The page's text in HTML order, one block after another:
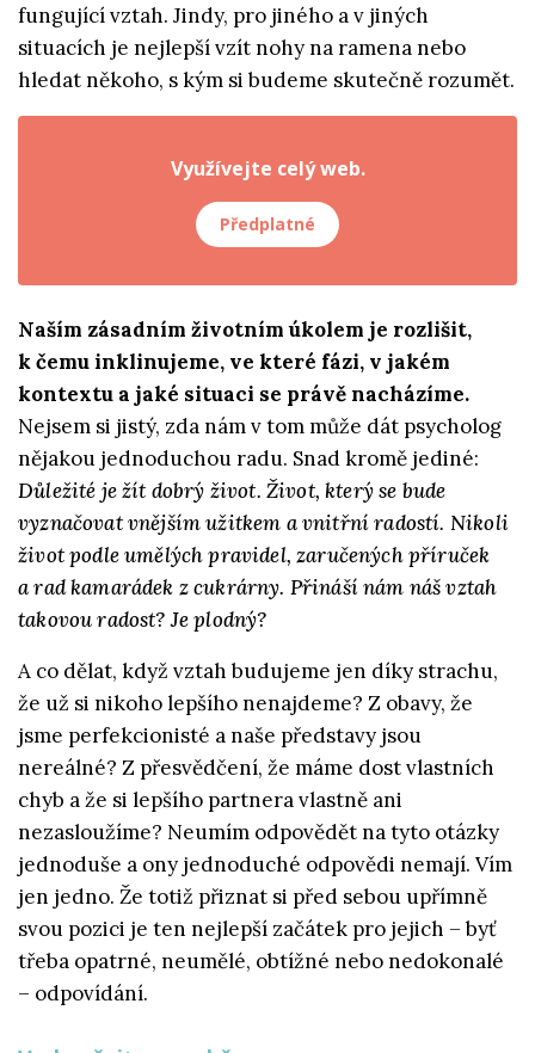
fungující vztah. Jindy, pro jiného a v jiných
situacích je nejlepší vzít nohy na ramena nebo
hledat někoho, s kým si budeme skutečně rozumět.
Využívejte celý web.
Předplatné
Naším zásadním životním úkolem je rozlišit,
k čemu inklinujeme, ve které fázi, v jakém
kontextu a jaké situaci se právě nacházíme.
Nejsem si jistý, zda nám v tom může dát psycholog
nějakou jednoduchou radu. Snad kromě jediné:
Důležité je žít dobrý život. Život, který se bude
vyznačovat vnějším užitkem a vnitřní radostí. Nikoli
život podle umělých pravidel, zaručených příruček
a rad kamarádek z cukrárny. Přináší nám náš vztah
takovou radost? Je plodný?
A co dělat, když vztah budujeme jen díky strachu,
že už si nikoho lepšího nenajdeme? Z obavy, že
jsme perfekcionisté a naše představy jsou
nereálné? Z přesvědčení, že máme dost vlastních
chyb a že si lepšího partnera vlastně ani
nezasloužíme? Neumím odpovědět na tyto otázky
jednoduše a ony jednoduché odpovědi nemají. Vím
jen jedno. Že totiž přiznat si před sebou upřímně
svou pozici je ten nejlepší začátek pro jejich – byť
třeba opatrné, neumělé, obtížné nebo nedokonalé
– odpovídání.